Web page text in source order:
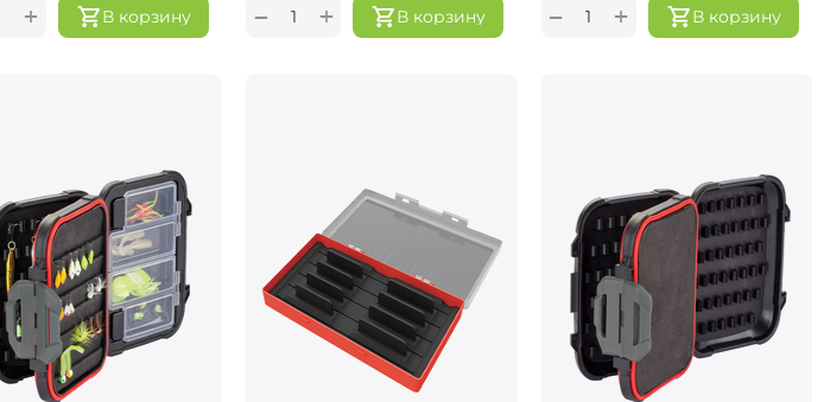
В корзину
+ В корзину
+
− В корзину
+
−